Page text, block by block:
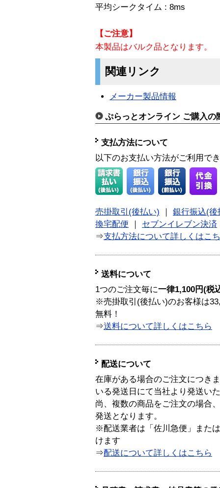
平均シークタイム : 8ms
【ご注意】
本製品はバルク品となります。
関連リンク
メーカー製品情報
ぷらっとオンライン ご購入の
支払方法について
以下のお支払い方法がご利用で
売掛取引(後払い)
銀行振込(後
換宅配便
セブンイレブン決済
⇒支払方法について詳しくはこ
送料について
1つのご注文毎に一律1,100円(税
※売掛取引(後払い)のお客様は
無料！
⇒送料について詳しくはこちら
配送について
在庫がある場合のご注文につき
いる発送日にて当社より発送い
尚、複数の商品をご注文の場合
発送となります。
※配送業者は「佐川急便」また
けます
⇒配送について詳しくはこちら